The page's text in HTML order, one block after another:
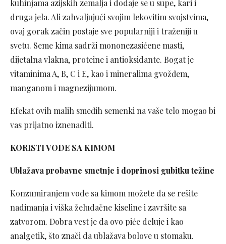
kuhinjama azijskih zemalja i dodaje se u supe, kari i
druga jela. Ali zahvaljujući svojim lekovitim svojstvima,
ovaj gorak začin postaje sve popularniji i traženiji u
svetu. Seme kima sadrži mononezasićene masti,
dijetalna vlakna, proteine i antioksidante. Bogat je
vitaminima A, B, C i E, kao i mineralima gvožđem,
manganom i magnezijumom.
Efekat ovih malih smeđih semenki na vaše telo mogao bi
vas prijatno iznenaditi.
KORISTI VODE SA KIMOM
Ublažava probavne smetnje i doprinosi gubitku težine
Konzumiranjem vode sa kimom možete da se rešite
nadimanja i viška želudačne kiseline i završite sa
zatvorom. Dobra vest je da ovo piće deluje i kao
analgetik, što znači da ublažava bolove u stomaku.